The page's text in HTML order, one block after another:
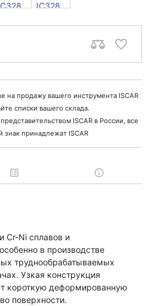
продажу вашего инструмента ISCAR
списки вашего склада.
ISCAR в России, все
знак принадлежат ISCAR
Cr-Ni сплавов и
в производстве
труднообрабатываемых
Узкая конструкция
короткую деформированную
поверхности.